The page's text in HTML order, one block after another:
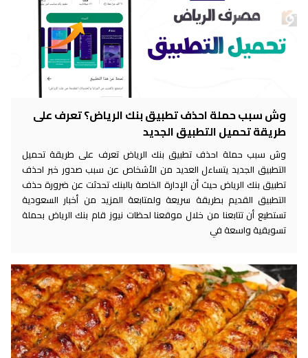
وش سبب حملة احذف تطبيق بنك الرياض؟ تعرف على
طريقة تحميل التطبيق الجديد
وش سبب حملة احذف تطبيق بنك الرياض تعرف على طريقة تحميل
التطبيق الجديد يتساءل العديد من الأشخاص عن سبب صدور خبر احذف
تطبيق بنك الرياض حيث أن الإدارة الخاصة بالبنك تحدثت عن ضرورة حذف
التطبيق القديم بطريقة سريعة ولمتابعة المزيد من أخبار السعودية
تستطيع أن تتابعنا من خلال موقعنا لحظات نيوز قام بنك الرياض بحملة
تسويقية واسعة في